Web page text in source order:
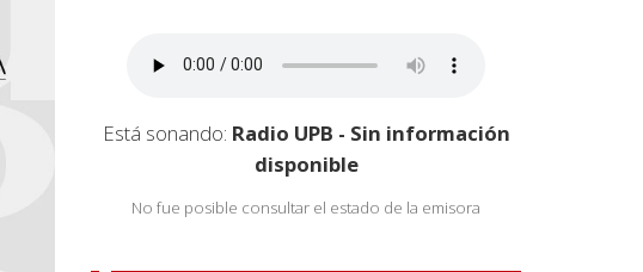
Está sonando: Radio UPB - Sin información
disponible
No fue posible consultar el estado de la emisora